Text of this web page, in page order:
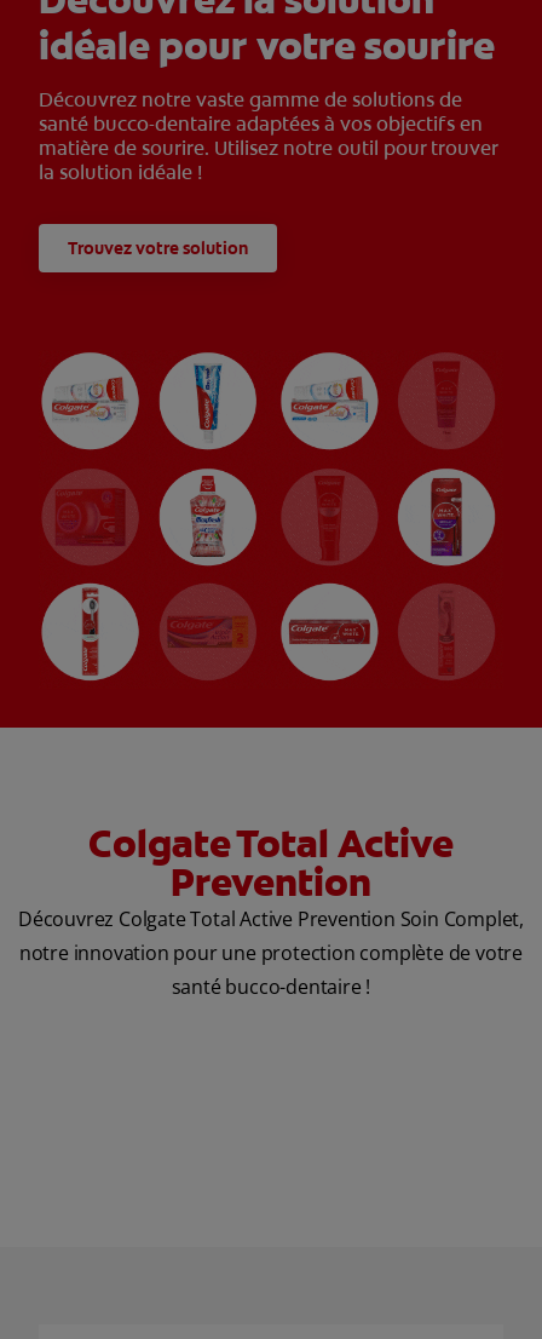
idéale pour votre sourire
Découvrez notre vaste gamme de solutions de
santé bucco-dentaire adaptées à vos objectifs en
matière de sourire. Utilisez notre outil pour trouver
la solution idéale !
Trouvez votre solution
Colgate Total Active
Prevention
Découvrez Colgate Total Active Prevention Soin Complet,
notre innovation pour une protection complète de votre
santé bucco-dentaire !